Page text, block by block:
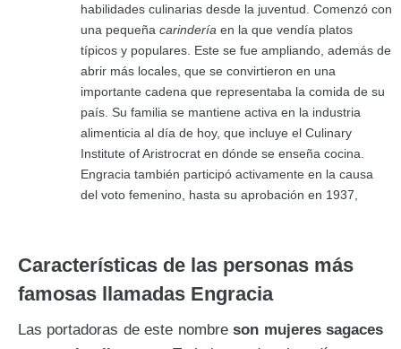
habilidades culinarias desde la juventud. Comenzó con
una pequeña carindería en la que vendía platos
típicos y populares. Este se fue ampliando, además de
abrir más locales, que se convirtieron en una
importante cadena que representaba la comida de su
país. Su familia se mantiene activa en la industria
alimenticia al día de hoy, que incluye el Culinary
Institute of Aristrocrat en dónde se enseña cocina.
Engracia también participó activamente en la causa
del voto femenino, hasta su aprobación en 1937,
Características de las personas más
famosas llamadas Engracia
Las portadoras de este nombreson mujeres sagaces